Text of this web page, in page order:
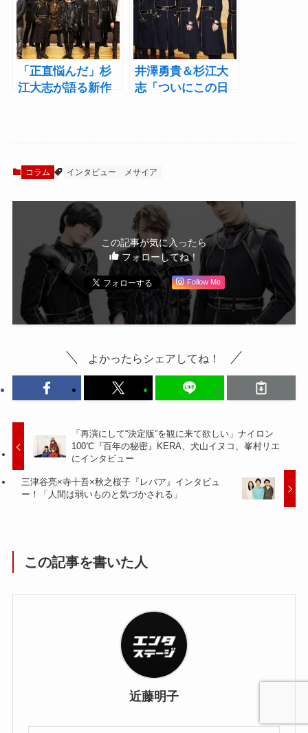
「正直悩んだ」杉
江大志が語る新作
ポート
井澤勇貴＆杉江大
志「ついにこの日
コラム インタビュー メサイア
この記事が気に入ったら
フォローしてね！
Follow Me
よかったらシェアしてね！
「再演にして“決定版”を観に来て欲しい」ナイロン
100℃『百年の秘密』KERA、犬山イヌコ、峯村リエ
にインタビュー
三津谷亮×寺十吾×秋之桜子『レバア』インタビュ
ー！「人間は弱いものと気づかされる」
この記事を書いた人
近藤明子